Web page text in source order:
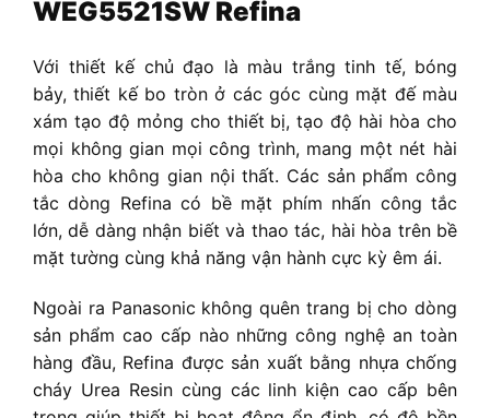
WEG5521SW Refina
Với thiết kế chủ đạo là màu trắng tinh tế, bóng
bảy, thiết kế bo tròn ở các góc cùng mặt đế màu
xám tạo độ mỏng cho thiết bị, tạo độ hài hòa cho
mọi không gian mọi công trình, mang một nét hài
hòa cho không gian nội thất. Các sản phẩm công
tắc dòng Refina có bề mặt phím nhấn công tắc
lớn, dễ dàng nhận biết và thao tác, hài hòa trên bề
mặt tường cùng khả năng vận hành cực kỳ êm ái.
Ngoài ra Panasonic không quên trang bị cho dòng
sản phẩm cao cấp nào những công nghệ an toàn
hàng đầu, Refina được sản xuất bằng nhựa chống
cháy Urea Resin cùng các linh kiện cao cấp bên